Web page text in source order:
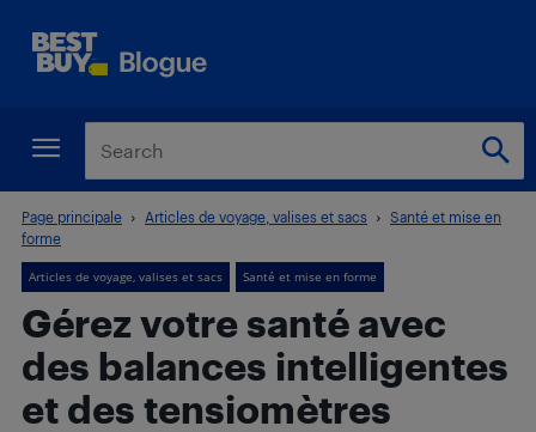
Page principale Articles de voyage, valises et sacs
Santé et mise en
forme
Articles de voyage, valises et sacs Santé et mise en forme
Gérez votre santé avec
des balances intelligentes
et des tensiomètres